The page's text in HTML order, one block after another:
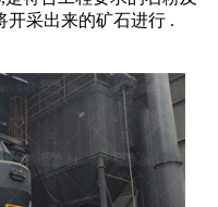
开采出来的矿石进行 .